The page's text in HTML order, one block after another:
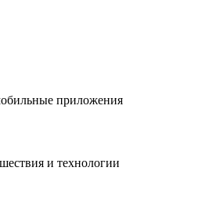
приложения
и технологии